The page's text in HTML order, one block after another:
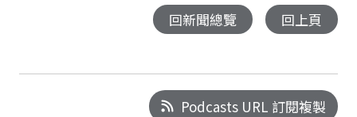
回新聞總覽 回上頁
Podcasts URL 訂閱複製